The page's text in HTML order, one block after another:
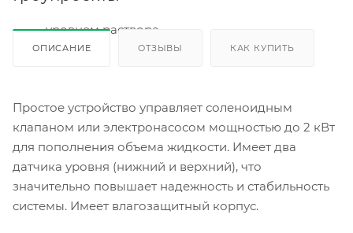
ОПИСАНИЕ ОТЗЫВЫ КАК КУПИТЬ
Простое устройство управляет соленоидным
клапаном или электронасосом мощностью до 2 кВт
для пополнения объема жидкости. Имеет два
датчика уровня (нижний и верхний), что
значительно повышает надежность и стабильность
системы. Имеет влагозащитный корпус.